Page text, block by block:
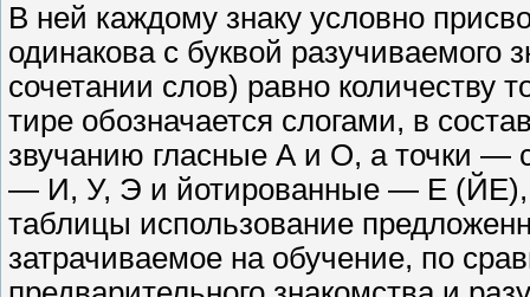
В ней каждому знаку условно
одинакова с буквой разучиваемого
сочетании слов) равно количеству
тире обозначается слогами, в
звучанию гласные А и О, а точки —
— И, У, Э и йотированные — Е
таблицы использование
затрачиваемое на обучение, по